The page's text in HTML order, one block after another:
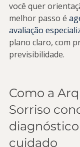
você quer
melhor passo é
avaliação
plano claro, com
previsibilidade.
Como a
Sorriso
cuidado